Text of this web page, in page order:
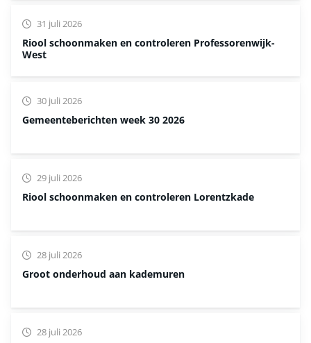
Riool schoonmaken en controleren Professorenwijk-
West
31 juli 2026
Gemeenteberichten week 30 2026
30 juli 2026
Riool schoonmaken en controleren Lorentzkade
29 juli 2026
Groot onderhoud aan kademuren
28 juli 2026
28 juli 2026